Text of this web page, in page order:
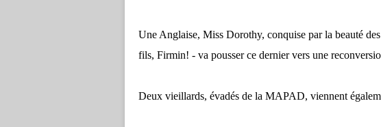
Une Anglaise, Miss Dorothy, conquise par la beauté
fils, Firmin! - va pousser ce dernier vers une
Deux vieillards, évadés de la MAPAD, viennent